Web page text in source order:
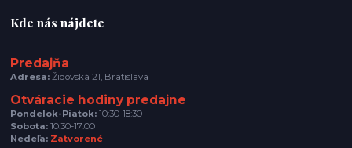
Kde nás nájdete
Predajňa
Adresa: Židovská 21, Bratislava
Otváracie hodiny predajne
Pondelok-Piatok: 10:30-18:30
Sobota: 10:30-17:00
Nedeľa: Zatvorené